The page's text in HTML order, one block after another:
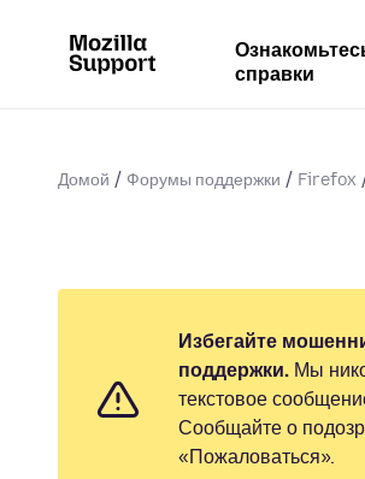
справки
Домой Форумы поддержки Firefox
Избегайте
поддержки. Мы
текстовое
Сообщайте о
«Пожаловаться».